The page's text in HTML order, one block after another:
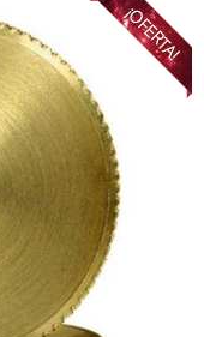
¡OFERTA!